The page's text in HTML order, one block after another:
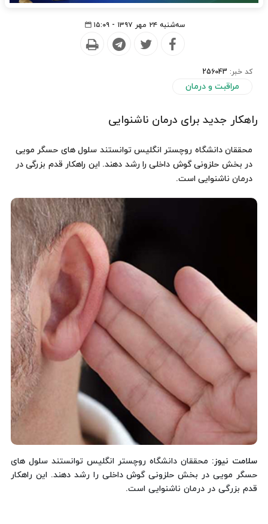
سه‌شنبه ۲۴ مهر ۱۳۹۷ - ۱۵:۰۹
کد خبر: 256043
مراقبت و درمان
راهکار جدید برای درمان ناشنوایی
محققان دانشگاه روچستر انگلیس توانستند سلول های حسگر مویی
در بخش حلزونی گوش داخلی را رشد دهند. این راهکار قدم بزرگی در
درمان ناشنوایی است.
سلامت نیوز: محققان دانشگاه روچستر انگلیس توانستند سلول های
حسگر مویی در بخش حلزونی گوش داخلی را رشد دهند. این راهکار
قدم بزرگی در درمان ناشنوایی است.